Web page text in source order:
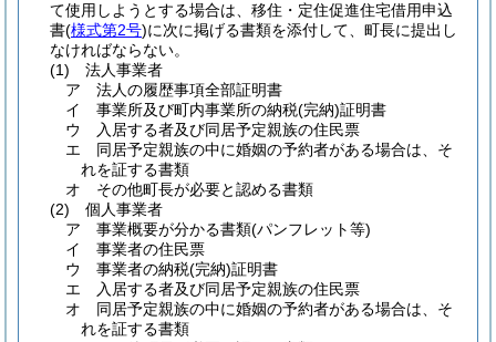
て使用しようとする場合は、移住・定住促進住宅借用申込
書(様式第2号)に次に掲げる書類を添付して、町長に提出し
なければならない。
(1)
法人事業者
ア
法人の履歴事項全部証明書
イ
事業所及び町内事業所の納税(完納)証明書
ウ
入居する者及び同居予定親族の住民票
エ
同居予定親族の中に婚姻の予約者がある場合は、そ
れを証する書類
オ
その他町長が必要と認める書類
(2)
個人事業者
ア
事業概要が分かる書類(パンフレット等)
イ
事業者の住民票
ウ
事業者の納税(完納)証明書
エ
入居する者及び同居予定親族の住民票
オ
同居予定親族の中に婚姻の予約者がある場合は、そ
れを証する書類